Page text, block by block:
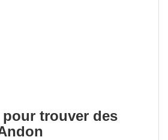
trouver des